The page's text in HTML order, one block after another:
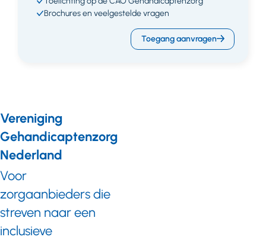
Brochures en veelgestelde vragen
Toegang aanvragen
Vereniging
Gehandicaptenzorg
Nederland
Voor
zorgaanbieders die
streven naar een
inclusieve